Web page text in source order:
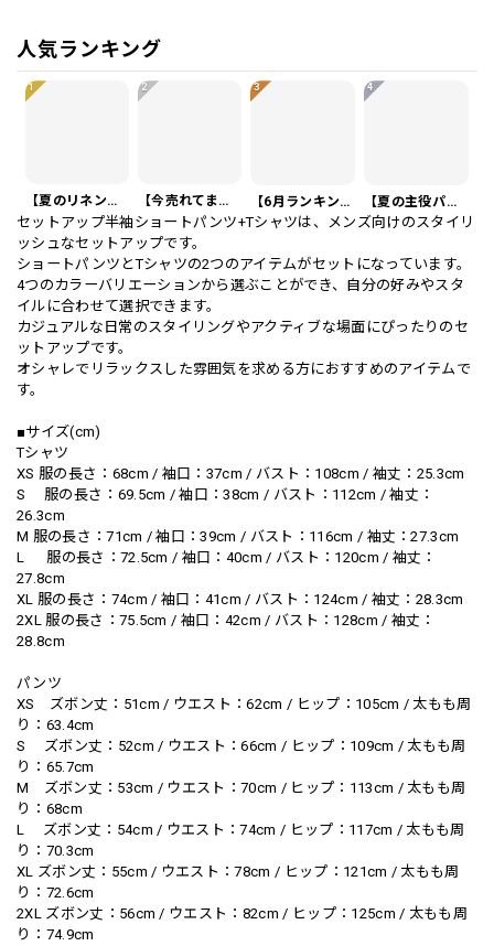
人気ランキング
1
【夏のリネンスーツ】リネンシングルブレストカジュアルスーツ SU0188
2
【今売れてます】編み込みベルト付き フラット サンダル 3color SH0128
3
【6月ランキング1位】プレートアクセントポロシャツ KA0826
4
【夏の主役パンツ】ワッフル カジュアル スリムスラックスパンツ PA0226
セットアップ半袖ショートパンツ+Tシャツは、メンズ向けのスタイリ
ッシュなセットアップです。
ショートパンツとTシャツの2つのアイテムがセットになっています。
4つのカラーバリエーションから選ぶことができ、自分の好みやスタ
イルに合わせて選択できます。
カジュアルな日常のスタイリングやアクティブな場面にぴったりのセ
ットアップです。
オシャレでリラックスした雰囲気を求める方におすすめのアイテムで
す。
■サイズ(cm)
Tシャツ
XS 服の長さ：68cm / 袖口：37cm / バスト：108cm / 袖丈：25.3cm
S 服の長さ：69.5cm / 袖口：38cm / バスト：112cm / 袖丈：
26.3cm
M 服の長さ：71cm / 袖口：39cm / バスト：116cm / 袖丈：27.3cm
L 服の長さ：72.5cm / 袖口：40cm / バスト：120cm / 袖丈：
27.8cm
XL 服の長さ：74cm / 袖口：41cm / バスト：124cm / 袖丈：28.3cm
2XL 服の長さ：75.5cm / 袖口：42cm / バスト：128cm / 袖丈：
28.8cm
パンツ
XS ズボン丈：51cm / ウエスト：62cm / ヒップ：105cm / 太もも周
り：63.4cm
S ズボン丈：52cm / ウエスト：66cm / ヒップ：109cm / 太もも周
り：65.7cm
M ズボン丈：53cm / ウエスト：70cm / ヒップ：113cm / 太もも周
り：68cm
L ズボン丈：54cm / ウエスト：74cm / ヒップ：117cm / 太もも周
り：70.3cm
XL ズボン丈：55cm / ウエスト：78cm / ヒップ：121cm / 太もも周
り：72.6cm
2XL ズボン丈：56cm / ウエスト：82cm / ヒップ：125cm / 太もも周
り：74.9cm